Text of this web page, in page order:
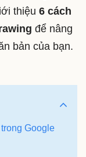
thiệu 6 cách
để nâng
bản của bạn.
Google